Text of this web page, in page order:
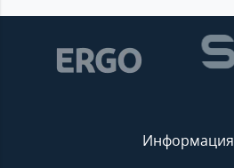
Информация